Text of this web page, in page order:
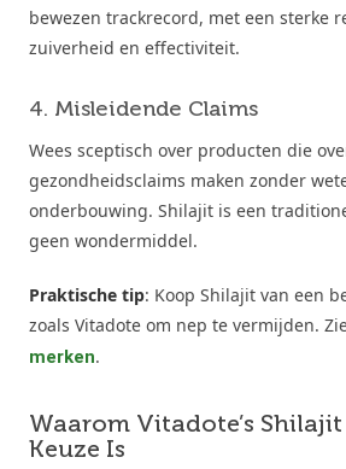
bewezen trackrecord, met een sterke
zuiverheid en effectiviteit.
4. Misleidende Claims
Wees sceptisch over producten die
gezondheidsclaims maken zonder
onderbouwing. Shilajit is een
geen wondermiddel.
Praktische tip: Koop Shilajit van een
zoals Vitadote om nep te vermijden.
merken.
Waarom Vitadote’s Shilajit
Keuze Is